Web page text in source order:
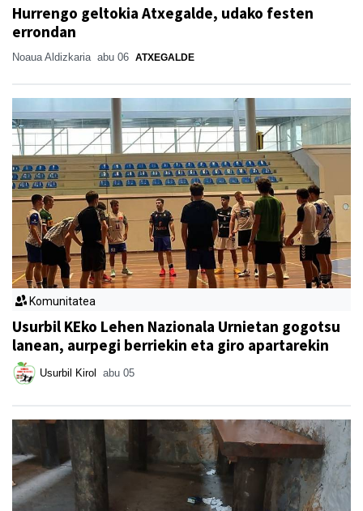
Hurrengo geltokia Atxegalde, udako festen
errondan
Noaua Aldizkaria abu 06 ATXEGALDE
Komunitatea
Usurbil KEko Lehen Nazionala Urnietan gogotsu
lanean, aurpegi berriekin eta giro apartarekin
Usurbil Kirol abu 05